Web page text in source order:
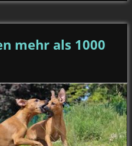
mehr als 1000